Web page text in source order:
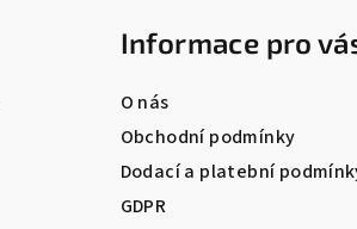
Informace pro
O nás
Obchodní podmínky
Dodací a platební
GDPR